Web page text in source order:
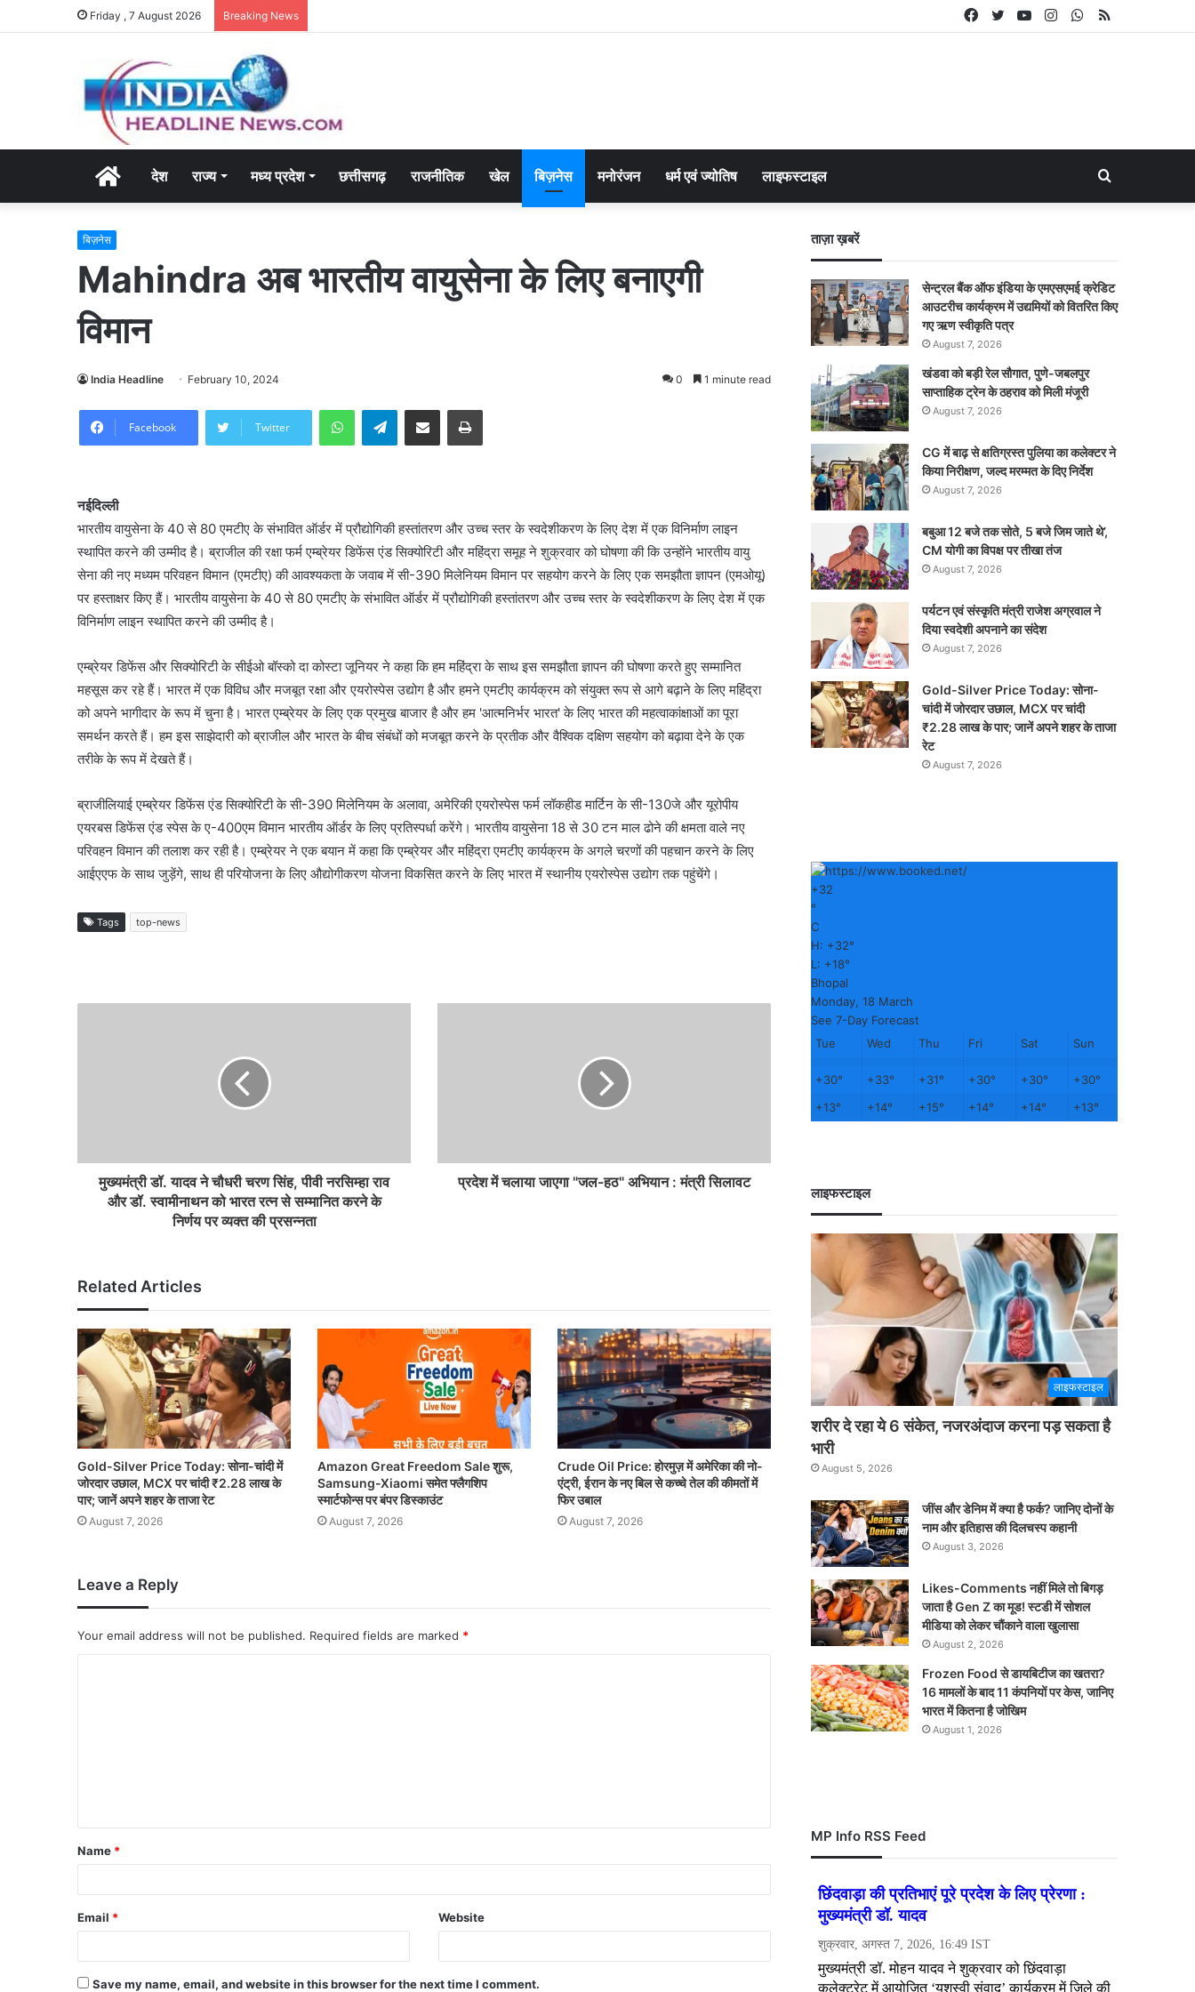
Friday , 7 August 2026 Breaking News RSS
WhatsApp
Instagram
YouTube
Twitter
Facebook
Homeदेश राज्य मध्य प्रदेश छत्तीसगढ़ राजनीतिक खेल बिज़नेस मनोरंजन धर्म एवं ज्योतिष लाइफस्टाइल Search
बिज़नेस
Mahindra अब भारतीय वायुसेना के लिए बनाएगी
विमान
India Headline February 10, 2024 0 1 minute read
Facebook Twitter
WhatsAppTelegramShare via Email Print
नईदिल्ली
भारतीय वायुसेना के 40 से 80 एमटीए के संभावित ऑर्डर में प्रौद्योगिकी हस्तांतरण और उच्च स्तर के स्वदेशीकरण के लिए देश में एक विनिर्माण लाइन
स्थापित करने की उम्मीद है। ब्राजील की रक्षा फर्म एम्ब्रेयर डिफेंस एंड सिक्योरिटी और महिंद्रा समूह ने शुक्रवार को घोषणा की कि उन्होंने भारतीय वायु
सेना की नए मध्यम परिवहन विमान (एमटीए) की आवश्यकता के जवाब में सी-390 मिलेनियम विमान पर सहयोग करने के लिए एक समझौता ज्ञापन (एमओयू)
पर हस्ताक्षर किए हैं। भारतीय वायुसेना के 40 से 80 एमटीए के संभावित ऑर्डर में प्रौद्योगिकी हस्तांतरण और उच्च स्तर के स्वदेशीकरण के लिए देश में एक
विनिर्माण लाइन स्थापित करने की उम्मीद है।
एम्ब्रेयर डिफेंस और सिक्योरिटी के सीईओ बॉस्को दा कोस्टा जूनियर ने कहा कि हम महिंद्रा के साथ इस समझौता ज्ञापन की घोषणा करते हुए सम्मानित
महसूस कर रहे हैं। भारत में एक विविध और मजबूत रक्षा और एयरोस्पेस उद्योग है और हमने एमटीए कार्यक्रम को संयुक्त रूप से आगे बढ़ाने के लिए महिंद्रा
को अपने भागीदार के रूप में चुना है। भारत एम्ब्रेयर के लिए एक प्रमुख बाजार है और हम 'आत्मनिर्भर भारत' के लिए भारत की महत्वाकांक्षाओं का पूरा
समर्थन करते हैं। हम इस साझेदारी को ब्राजील और भारत के बीच संबंधों को मजबूत करने के प्रतीक और वैश्विक दक्षिण सहयोग को बढ़ावा देने के एक
तरीके के रूप में देखते हैं।
ब्राजीलियाई एम्ब्रेयर डिफेंस एंड सिक्योरिटी के सी-390 मिलेनियम के अलावा, अमेरिकी एयरोस्पेस फर्म लॉकहीड मार्टिन के सी-130जे और यूरोपीय
एयरबस डिफेंस एंड स्पेस के ए-400एम विमान भारतीय ऑर्डर के लिए प्रतिस्पर्धा करेंगे। भारतीय वायुसेना 18 से 30 टन माल ढोने की क्षमता वाले नए
परिवहन विमान की तलाश कर रही है। एम्ब्रेयर ने एक बयान में कहा कि एम्ब्रेयर और महिंद्रा एमटीए कार्यक्रम के अगले चरणों की पहचान करने के लिए
आईएएफ के साथ जुड़ेंगे, साथ ही परियोजना के लिए औद्योगीकरण योजना विकसित करने के लिए भारत में स्थानीय एयरोस्पेस उद्योग तक पहुंचेंगे।
Tags top-news
मुख्यमंत्री डॉ. यादव ने चौधरी चरण सिंह, पीवी नरसिम्हा राव
और डॉ. स्वामीनाथन को भारत रत्न से सम्मानित करने के
निर्णय पर व्यक्त की प्रसन्नता
प्रदेश में चलाया जाएगा "जल-हठ" अभियान : मंत्री सिलावट
Related Articles
Gold-Silver Price Today: सोना-चांदी में
जोरदार उछाल, MCX पर चांदी ₹2.28 लाख के
पार; जानें अपने शहर के ताजा रेट
August 7, 2026
Amazon Great Freedom Sale शुरू,
Samsung-Xiaomi समेत फ्लैगशिप
स्मार्टफोन्स पर बंपर डिस्काउंट
August 7, 2026
Crude Oil Price: होरमुज़ में अमेरिका की नो-
एंट्री, ईरान के नए बिल से कच्चे तेल की कीमतों में
फिर उबाल
August 7, 2026
Leave a Reply
Your email address will not be published. Required fields are marked *
Name *
Email * Website
Save my name, email, and website in this browser for the next time I comment.
ताज़ा ख़बरें
सेन्ट्रल बैंक ऑफ इंडिया के एमएसएमई क्रेडिट
आउटरीच कार्यक्रम में उद्यमियों को वितरित किए
गए ऋण स्वीकृति पत्र
August 7, 2026
खंडवा को बड़ी रेल सौगात, पुणे-जबलपुर
साप्ताहिक ट्रेन के ठहराव को मिली मंजूरी
August 7, 2026
CG में बाढ़ से क्षतिग्रस्त पुलिया का कलेक्टर ने
किया निरीक्षण, जल्द मरम्मत के दिए निर्देश
August 7, 2026
बबुआ 12 बजे तक सोते, 5 बजे जिम जाते थे’,
CM योगी का विपक्ष पर तीखा तंज
August 7, 2026
पर्यटन एवं संस्कृति मंत्री राजेश अग्रवाल ने
दिया स्वदेशी अपनाने का संदेश
August 7, 2026
Gold-Silver Price Today: सोना-
चांदी में जोरदार उछाल, MCX पर चांदी
₹2.28 लाख के पार; जानें अपने शहर के ताजा
रेट
August 7, 2026
+32
°
C
H: +32°
L: +18°
Bhopal
Monday, 18 March
See 7-Day Forecast
Tue
Wed Thu Fri Sat Sun
+30° +33° +31° +30° +30° +30°
+13° +14° +15° +14° +14° +13°
लाइफस्टाइल
लाइफस्टाइल
शरीर दे रहा ये 6 संकेत, नजरअंदाज करना पड़ सकता है
भारी
August 5, 2026
जींस और डेनिम में क्या है फर्क? जानिए दोनों के
नाम और इतिहास की दिलचस्प कहानी
August 3, 2026
Likes-Comments नहीं मिले तो बिगड़
जाता है Gen Z का मूड! स्टडी में सोशल
मीडिया को लेकर चौंकाने वाला खुलासा
August 2, 2026
Frozen Food से डायबिटीज का खतरा?
16 मामलों के बाद 11 कंपनियों पर केस, जानिए
भारत में कितना है जोखिम
August 1, 2026
MP Info RSS Feed